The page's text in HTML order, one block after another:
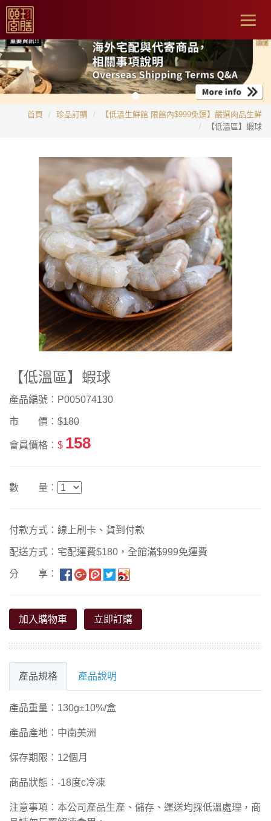
首頁 珍品訂購
【低溫生鮮館 限館內$999免運】嚴選肉品生鮮
【低溫區】蝦球
【低溫區】蝦球
產品編號：P005074130
市 價： $180
會員價格： $ 158
數 量：
付款方式：線上刷卡、貨到付款
配送方式：宅配運費$180，全館滿$999免運費
分 享：
加入購物車 立即訂購
產品規格 產品說明